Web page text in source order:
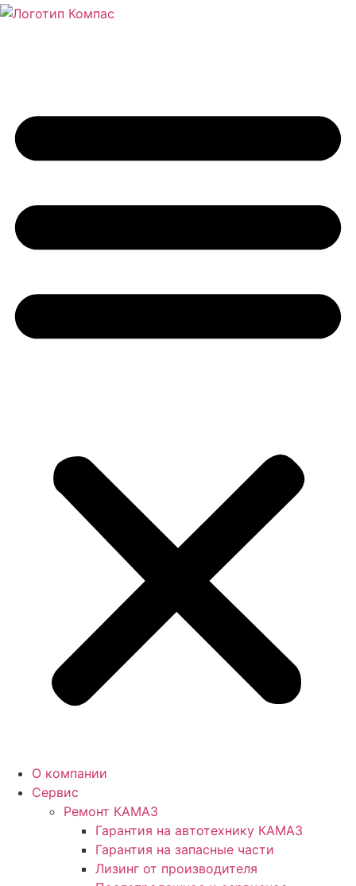
О компании
Сервис
Ремонт КАМАЗ
Гарантия на автотехнику КАМАЗ
Гарантия на запасные части
Лизинг от производителя